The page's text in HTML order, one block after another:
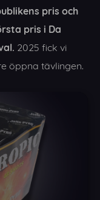
pris och
pris i Da
2025 fick vi
öppna tävlingen.